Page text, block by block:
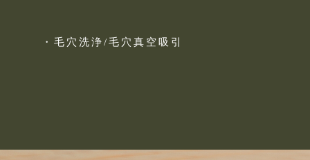
・毛穴洗浄/毛穴真空吸引